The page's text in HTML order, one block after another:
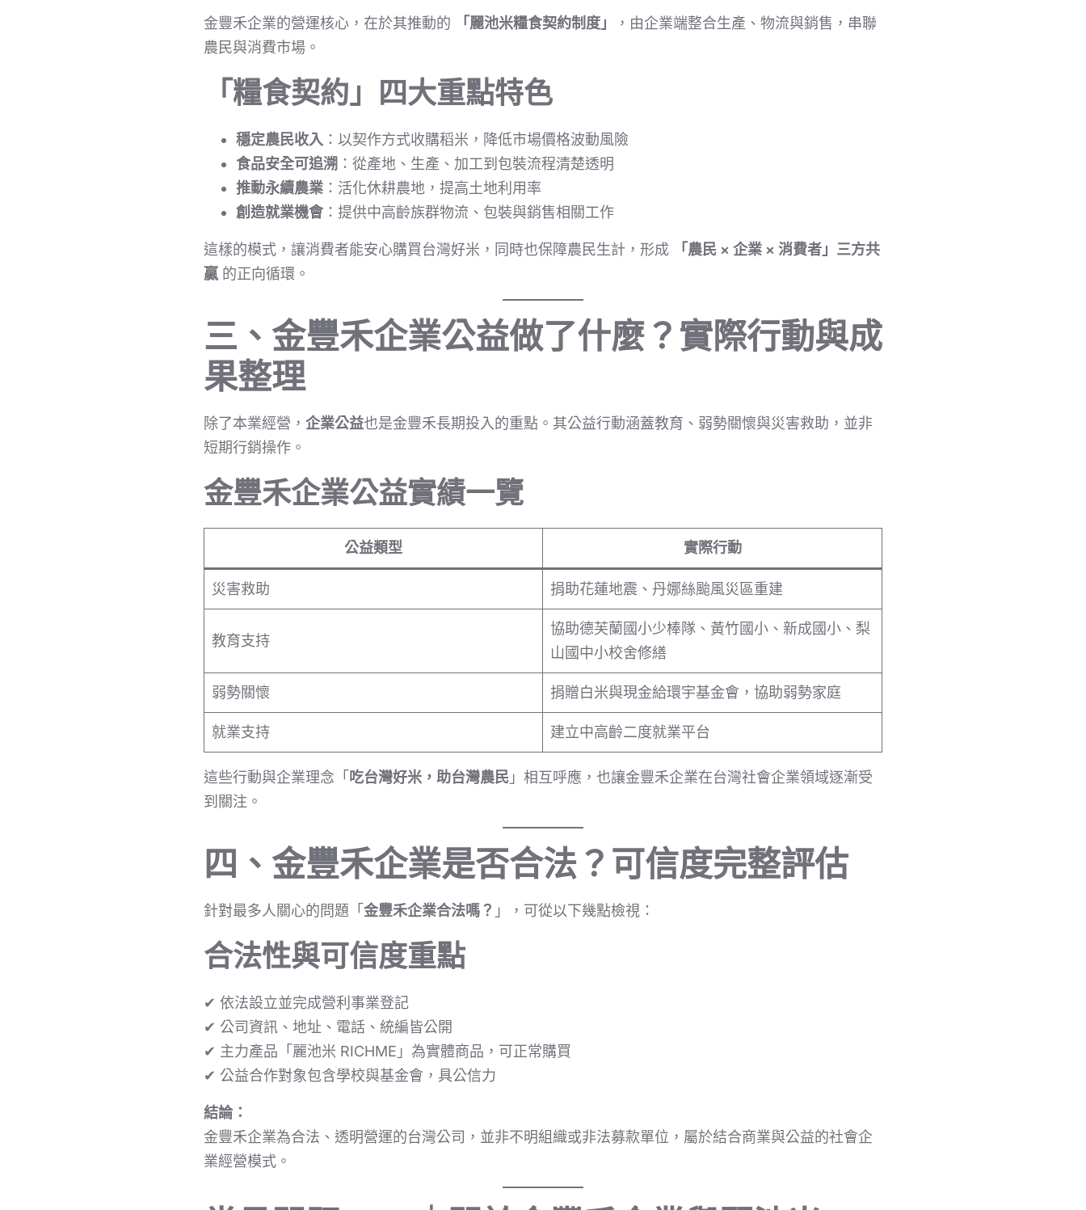
金豐禾企業的營運核心，在於其推動的 「麗池米糧食契約制度」
，由企業端整合生產、物流與銷售，串聯
農民與消費市場。
「糧食契約」四大重點特色
穩定農民收入 ：以契作方式收購稻米，降低市場價格波動風險
食品安全可追溯 ：從產地、生產、加工到包裝流程清楚透明
推動永續農業 ：活化休耕農地，提高土地利用率
創造就業機會：提供中高齡族群物流、包裝與銷售相關工作
這樣的模式，讓消費者能安心購買台灣好米，同時也保障農民生計，形成
「農民 × 企業 × 消費者」三方共
贏 的正向循環。
三、金豐禾企業公益做了什麼？實際行動與成
果整理
除了本業經營， 企業公益也是金豐禾長期投入的重點。其公益行動涵蓋教育、弱勢關懷與災害救助，並非
短期行銷操作。
金豐禾企業公益實績一覽
公益類型 實際行動
災害救助 捐助花蓮地震、丹娜絲颱風災區重建
教育支持
協助德芙蘭國小少棒隊、黃竹國小、新成國小、梨
山國中小校舍修繕
弱勢關懷 捐贈白米與現金給環宇基金會，協助弱勢家庭
就業支持 建立中高齡二度就業平台
這些行動與企業理念「 吃台灣好米，助台灣農民 」相互呼應，也讓金豐禾企業在台灣社會企業領域逐漸受
到關注。
四、金豐禾企業是否合法？可信度完整評估
針對最多人關心的問題「 金豐禾企業合法嗎？ 」，可從以下幾點檢視：
合法性與可信度重點
✔ 依法設立並完成營利事業登記
✔ 公司資訊、地址、電話、統編皆公開
✔ 主力產品「麗池米 RICHME」為實體商品，可正常購買
✔ 公益合作對象包含學校與基金會，具公信力
結論：
金豐禾企業為合法、透明營運的台灣公司，並非不明組織或非法募款單位，屬於結合商業與公益的社會企
業經營模式。